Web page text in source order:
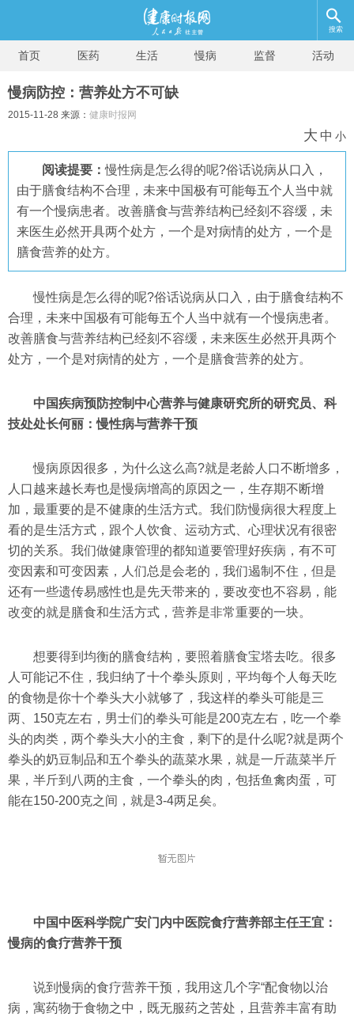
搜索
首页 医药 生活 慢病 监督 活动
慢病防控：营养处方不可缺
2015-11-28 来源： 健康时报网
大 中 小
阅读提要：慢性病是怎么得的呢?俗话说病从口入，
由于膳食结构不合理，未来中国极有可能每五个人当中就
有一个慢病患者。改善膳食与营养结构已经刻不容缓，未
来医生必然开具两个处方，一个是对病情的处方，一个是
膳食营养的处方。
慢性病是怎么得的呢?俗话说病从口入，由于膳食结构不
合理，未来中国极有可能每五个人当中就有一个慢病患者。
改善膳食与营养结构已经刻不容缓，未来医生必然开具两个
处方，一个是对病情的处方，一个是膳食营养的处方。
中国疾病预防控制中心营养与健康研究所的研究员、科
技处处长何丽：慢性病与营养干预
慢病原因很多，为什么这么高?就是老龄人口不断增多，
人口越来越长寿也是慢病增高的原因之一，生存期不断增
加，最重要的是不健康的生活方式。我们防慢病很大程度上
看的是生活方式，跟个人饮食、运动方式、心理状况有很密
切的关系。我们做健康管理的都知道要管理好疾病，有不可
变因素和可变因素，人们总是会老的，我们遏制不住，但是
还有一些遗传易感性也是先天带来的，要改变也不容易，能
改变的就是膳食和生活方式，营养是非常重要的一块。
想要得到均衡的膳食结构，要照着膳食宝塔去吃。很多
人可能记不住，我归纳了十个拳头原则，平均每个人每天吃
的食物是你十个拳头大小就够了，我这样的拳头可能是三
两、150克左右，男士们的拳头可能是200克左右，吃一个拳
头的肉类，两个拳头大小的主食，剩下的是什么呢?就是两个
拳头的奶豆制品和五个拳头的蔬菜水果，就是一斤蔬菜半斤
果，半斤到八两的主食，一个拳头的肉，包括鱼禽肉蛋，可
能在150-200克之间，就是3-4两足矣。
中国中医科学院广安门内中医院食疗营养部主任王宜：
慢病的食疗营养干预
说到慢病的食疗营养干预，我用这几个字“配食物以治
病，寓药物于食物之中，既无服药之苦处，且营养丰富有助